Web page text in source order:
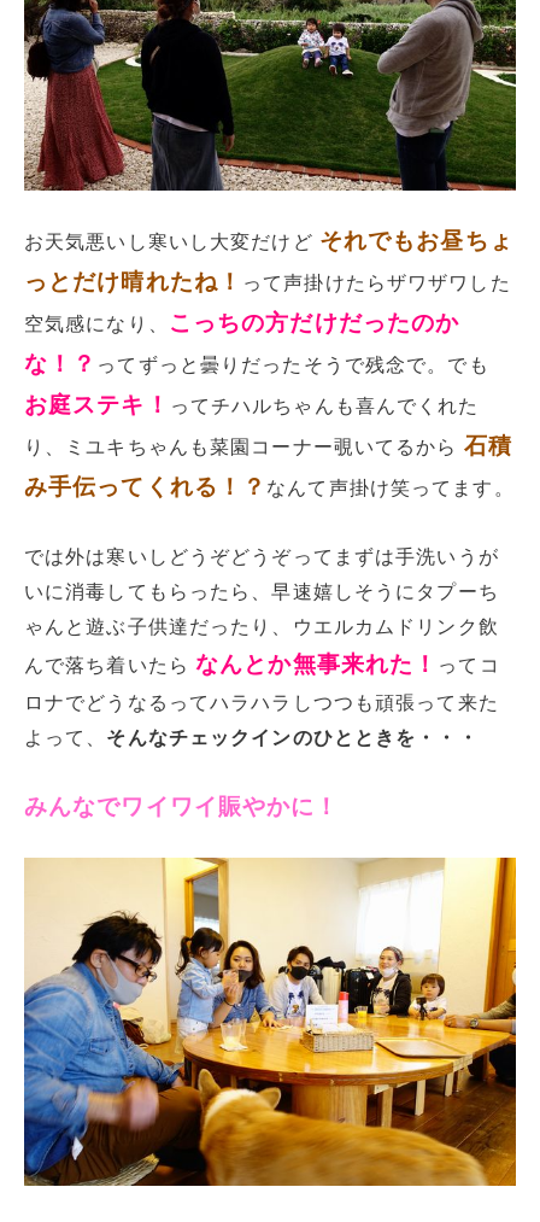
お天気悪いし寒いし大変だけど それでもお昼ちょ
っとだけ晴れたね！ って声掛けたらザワザワした
空気感になり、
こっちの方だけだったのか
な！？ ってずっと曇りだったそうで残念で。でも
お庭ステキ！ ってチハルちゃんも喜んでくれた
り、ミユキちゃんも菜園コーナー覗いてるから 石積
み手伝ってくれる！？ なんて声掛け笑ってます。
では外は寒いしどうぞどうぞってまずは手洗いうが
いに消毒してもらったら、早速嬉しそうにタプーち
ゃんと遊ぶ子供達だったり、ウエルカムドリンク飲
んで落ち着いたらなんとか無事来れた！ ってコ
ロナでどうなるってハラハラしつつも頑張って来た
よって、 そんなチェックインのひとときを・・・
みんなでワイワイ賑やかに！